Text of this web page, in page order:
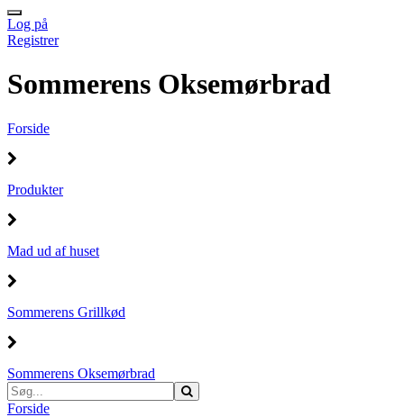
Log på
Registrer
Sommerens Oksemørbrad
Forside
Produkter
Mad ud af huset
Sommerens Grillkød
Sommerens Oksemørbrad
Forside